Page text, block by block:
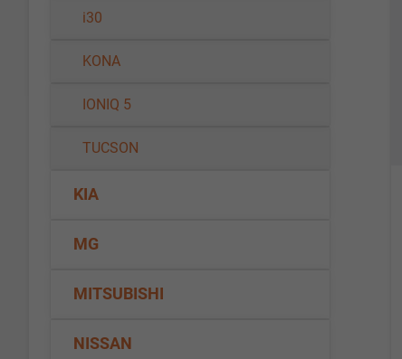
i30
KONA
IONIQ 5
TUCSON
KIA
MG
MITSUBISHI
NISSAN